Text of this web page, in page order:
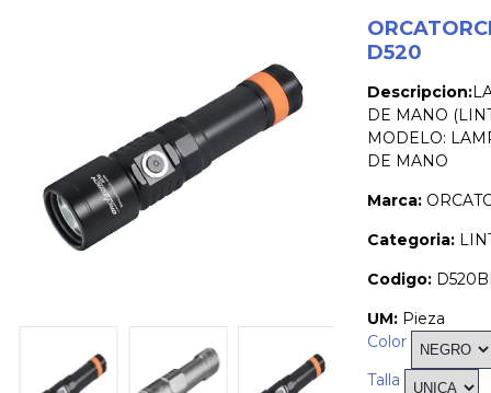
D520
Descripcion:
DE MANO
MODELO:
DE MANO
Marca:
Categoria:
Codigo:
UM: Pieza
Color
Talla